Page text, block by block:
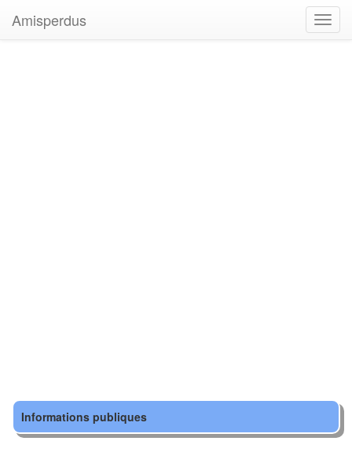
Amisperdus
Informations publiques